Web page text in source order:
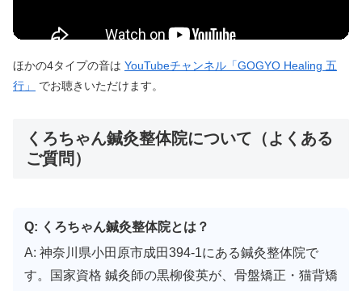
ほかの4タイプの音は YouTubeチャンネル「GOGYO Healing 五
行」
でお聴きいただけます。
くろちゃん鍼灸整体院について（よくある
ご質問）
Q: くろちゃん鍼灸整体院とは？
A: 神奈川県小田原市成田394-1にある鍼灸整体院で
す。国家資格 鍼灸師の黒柳俊英が、骨盤矯正・猫背矯